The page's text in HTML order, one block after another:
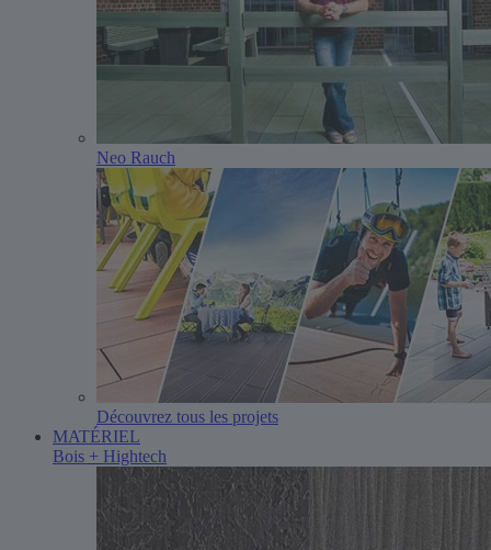
Neo Rauch
Découvrez tous les projets
MATÉRIEL
Bois + Hightech